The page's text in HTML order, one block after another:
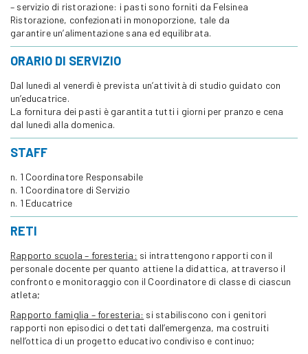
– servizio di ristorazione: i pasti sono forniti da Felsinea
Ristorazione, confezionati in monoporzione, tale da
garantire un’alimentazione sana ed equilibrata.
ORARIO DI SERVIZIO
Dal lunedì al venerdì è prevista un’attività di studio guidato con
un’educatrice.
La fornitura dei pasti è garantita tutti i giorni per pranzo e cena
dal lunedì alla domenica.
STAFF
n. 1 Coordinatore Responsabile
n. 1 Coordinatore di Servizio
n. 1 Educatrice
RETI
Rapporto scuola – foresteria: si intrattengono rapporti con il
personale docente per quanto attiene la didattica, attraverso il
confronto e monitoraggio con il Coordinatore di classe di ciascun
atleta;
Rapporto famiglia – foresteria: si stabiliscono con i genitori
rapporti non episodici o dettati dall’emergenza, ma costruiti
nell’ottica di un progetto educativo condiviso e continuo;